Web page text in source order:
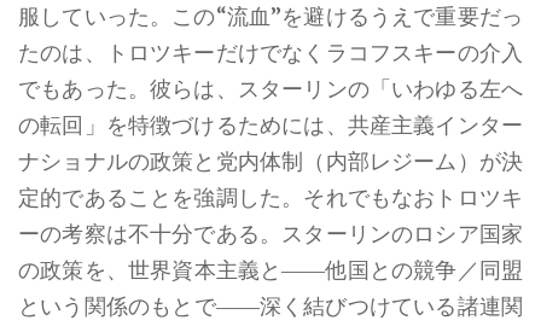
服していった。この“流血”を避けるうえで重要だっ
たのは、トロツキーだけでなくラコフスキーの介入
でもあった。彼らは、スターリンの「いわゆる左へ
の転回」を特徴づけるためには、共産主義インター
ナショナルの政策と党内体制（内部レジーム）が決
定的であることを強調した。それでもなおトロツキ
ーの考察は不十分である。スターリンのロシア国家
の政策を、世界資本主義と――他国との競争／同盟
という関係のもとで――深く結びつけている諸連関